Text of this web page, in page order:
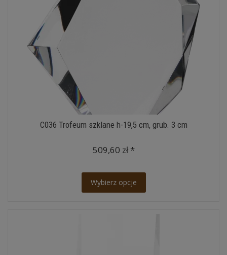
C036 Trofeum szklane h-19,5 cm, grub. 3 cm
509,60 zł *
Wybierz opcje